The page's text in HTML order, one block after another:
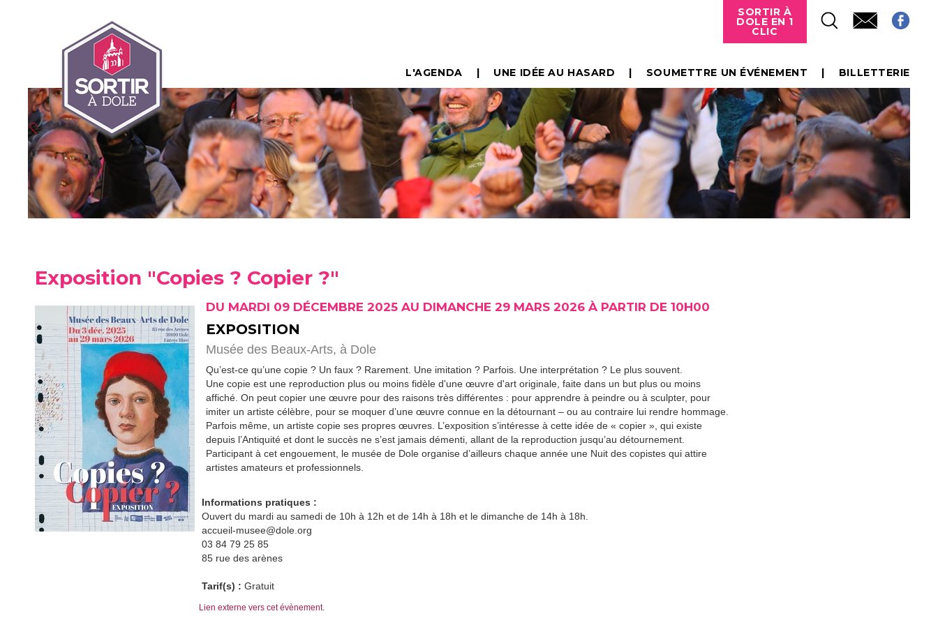
SORTIR À
DOLE EN 1
CLIC
L'AGENDA UNE IDÉE AU HASARD SOUMETTRE UN ÉVÉNEMENT BILLETTERIE
Exposition "Copies ? Copier ?"
DU MARDI 09 DÉCEMBRE 2025 AU DIMANCHE 29 MARS 2026 À PARTIR DE 10H00
EXPOSITION
Musée des Beaux-Arts, à Dole
Qu’est-ce qu’une copie ? Un faux ? Rarement. Une imitation ? Parfois. Une interprétation ? Le plus souvent.
Une copie est une reproduction plus ou moins fidèle d'une œuvre d'art originale, faite dans un but plus ou moins
affiché. On peut copier une œuvre pour des raisons très différentes : pour apprendre à peindre ou à sculpter, pour
imiter un artiste célèbre, pour se moquer d’une œuvre connue en la détournant – ou au contraire lui rendre hommage.
Parfois même, un artiste copie ses propres œuvres. L’exposition s’intéresse à cette idée de « copier », qui existe
depuis l’Antiquité et dont le succès ne s’est jamais démenti, allant de la reproduction jusqu’au détournement.
Participant à cet engouement, le musée de Dole organise d’ailleurs chaque année une Nuit des copistes qui attire
artistes amateurs et professionnels.
Informations pratiques :
Ouvert du mardi au samedi de 10h à 12h et de 14h à 18h et le dimanche de 14h à 18h.
accueil-musee@dole.org
03 84 79 25 85
85 rue des arènes
Tarif(s) : Gratuit
Lien externe vers cet évènement.